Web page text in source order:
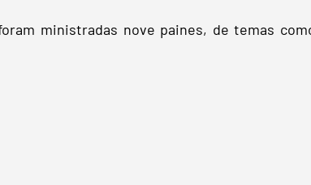
ministradas nove paines, de temas